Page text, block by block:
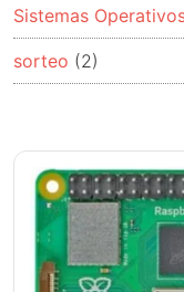
Sistemas
sorteo (2)